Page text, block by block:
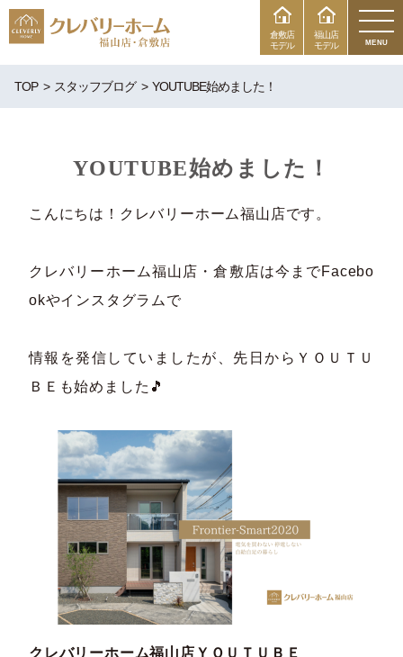
福山店
モデル
倉敷店
モデル
MENU
TOP スタッフブログ YOUTUBE始めました！
YOUTUBE始めました！
こんにちは！クレバリーホーム福山店です。
クレバリーホーム福山店・倉敷店は今までFacebo
okやインスタグラムで
情報を発信していましたが、先日からＹＯＵＴＵ
ＢＥも始めました🎵
クレバリーホーム福山店ＹＯＵＴＵＢＥ